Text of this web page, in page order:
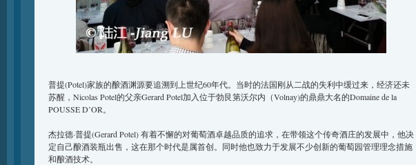
普提(Potel)家族的酿酒渊源要追溯到上世纪60年代。当时的法国刚从二战的失利中缓过来，经济还未
苏醒，Nicolas Potel的父亲Gerard Potel加入位于勃艮第沃尔内（Volnay)的鼎鼎大名的Domaine de la
POUSSE D’OR。
杰拉德·普提(Gerard Potel) 有着不懈的对葡萄酒卓越品质的追求，在带领这个传奇酒庄的发展中，他决
定自己酿酒装瓶出售，这在那个时代是属首创。同时他也致力于发展不少创新的葡萄园管理理念措施
和酿酒技术。